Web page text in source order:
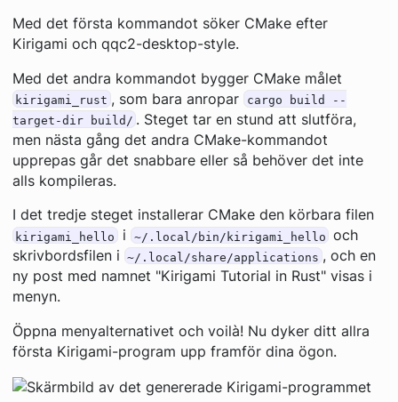
Med det första kommandot söker CMake efter
Kirigami och qqc2-desktop-style.
Med det andra kommandot bygger CMake målet
kirigami_rust , som bara anropar
cargo build --
target-dir build/ . Steget tar en stund att slutföra,
men nästa gång det andra CMake-kommandot
upprepas går det snabbare eller så behöver det inte
alls kompileras.
I det tredje steget installerar CMake den körbara filen
kirigami_hello i ~/.local/bin/kirigami_hello och
skrivbordsfilen i
~/.local/share/applications , och en
ny post med namnet "Kirigami Tutorial in Rust" visas i
menyn.
Öppna menyalternativet och voilà! Nu dyker ditt allra
första Kirigami-program upp framför dina ögon.